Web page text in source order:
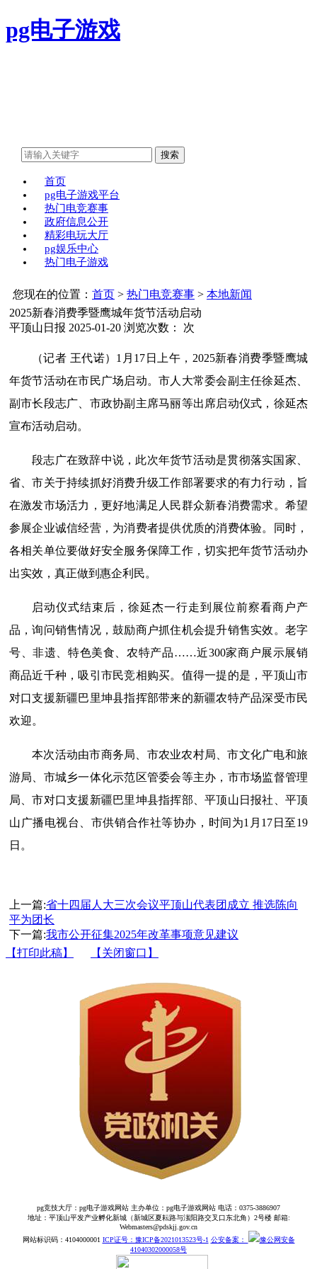
pg电子游戏
首页
pg电子游戏平台
热门电竞赛事
政府信息公开
精彩电玩大厅
pg娱乐中心
热门电子游戏
您现在的位置： 首页 > 热门电竞赛事 > 本地新闻
2025新春消费季暨鹰城年货节活动启动
平顶山日报 2025-01-20 浏览次数： 次
（记者 王代诺）1月17日上午，2025新春消费季暨鹰城
年货节活动在市民广场启动。市人大常委会副主任徐延杰、
副市长段志广、市政协副主席马丽等出席启动仪式，徐延杰
宣布活动启动。
段志广在致辞中说，此次年货节活动是贯彻落实国家、
省、市关于持续抓好消费升级工作部署要求的有力行动，旨
在激发市场活力，更好地满足人民群众新春消费需求。希望
参展企业诚信经营，为消费者提供优质的消费体验。同时，
各相关单位要做好安全服务保障工作，切实把年货节活动办
出实效，真正做到惠企利民。
启动仪式结束后，徐延杰一行走到展位前察看商户产
品，询问销售情况，鼓励商户抓住机会提升销售实效。老字
号、非遗、特色美食、农特产品……近300家商户展示展销
商品近千种，吸引市民竞相购买。值得一提的是，平顶山市
对口支援新疆巴里坤县指挥部带来的新疆农特产品深受市民
欢迎。
本次活动由市商务局、市农业农村局、市文化广电和旅
游局、市城乡一体化示范区管委会等主办，市市场监督管理
局、市对口支援新疆巴里坤县指挥部、平顶山日报社、平顶
山广播电视台、市供销合作社等协办，时间为1月17日至19
日。
上一篇:省十四届人大三次会议平顶山代表团成立​ 推选陈向
平为团长
下一篇:我市公开征集2025年改革事项意见建议
【打印此稿】
【关闭窗口】
pg竞技大厅：pg电子游戏网站 主办单位：pg电子游戏网站 电话：0375-3886907
地址：平顶山平发产业孵化新城（新城区夏耘路与滍阳路交叉口东北角）2号楼 邮箱:
Webmasters@pdskjj.gov.cn
网站标识码：4104000001 ICP证号：豫ICP备2021013523号-1 公安备案：
豫公网安备
41040302000058号